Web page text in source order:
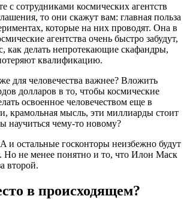
с сотрудниками космических агентств
то они скажут вам: главная польза
которые на них проводят. Она в
агентства очень быстро забудут,
как делать непротекающие скафандры,
квалификацию.
для человечества важнее? Вложить
долларов в то, чтобы космические
освоенное человечеством еще в
крамольная мысль, эти миллиарды стоит
научиться чему-то новому?
и остальные госконторы неизбежно будут
Но не менее понятно и то, что Илон Маск
второй.
в происходящем?